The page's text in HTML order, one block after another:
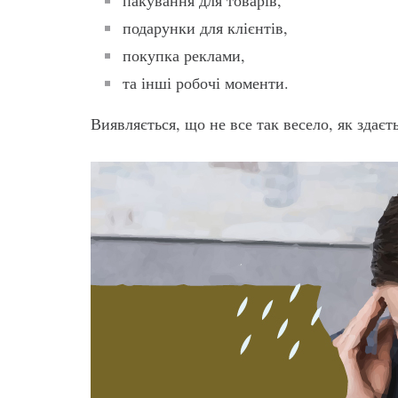
подарунки для клієнтів,
покупка реклами,
та інші робочі моменти.
Виявляється, що не все так весело, як